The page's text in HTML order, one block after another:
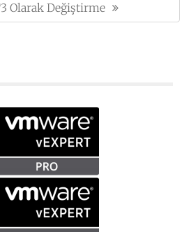
Olarak Değiştirme